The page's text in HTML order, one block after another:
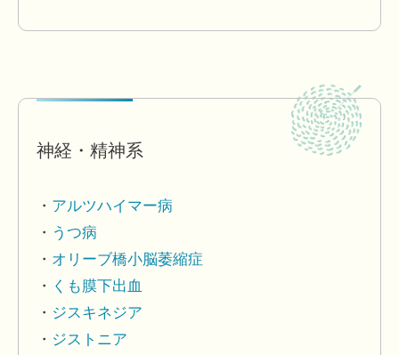
神経・精神系
アルツハイマー病
うつ病
オリーブ橋小脳萎縮症
くも膜下出血
ジスキネジア
ジストニア